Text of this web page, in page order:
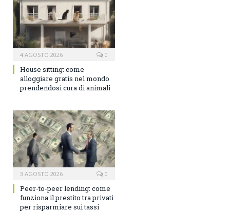
4 AGOSTO 2026 0
House sitting: come
alloggiare gratis nel mondo
prendendosi cura di animali
3 AGOSTO 2026 0
Peer-to-peer lending: come
funziona il prestito tra privati
per risparmiare sui tassi